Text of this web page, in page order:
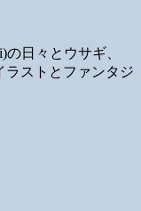
日々とウサギ、
ラストとファンタジ